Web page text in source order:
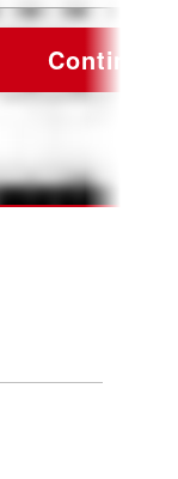
Continuer